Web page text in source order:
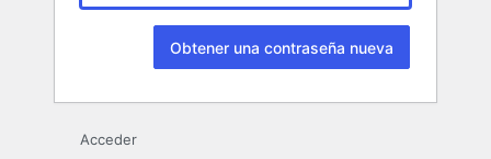
Acceder